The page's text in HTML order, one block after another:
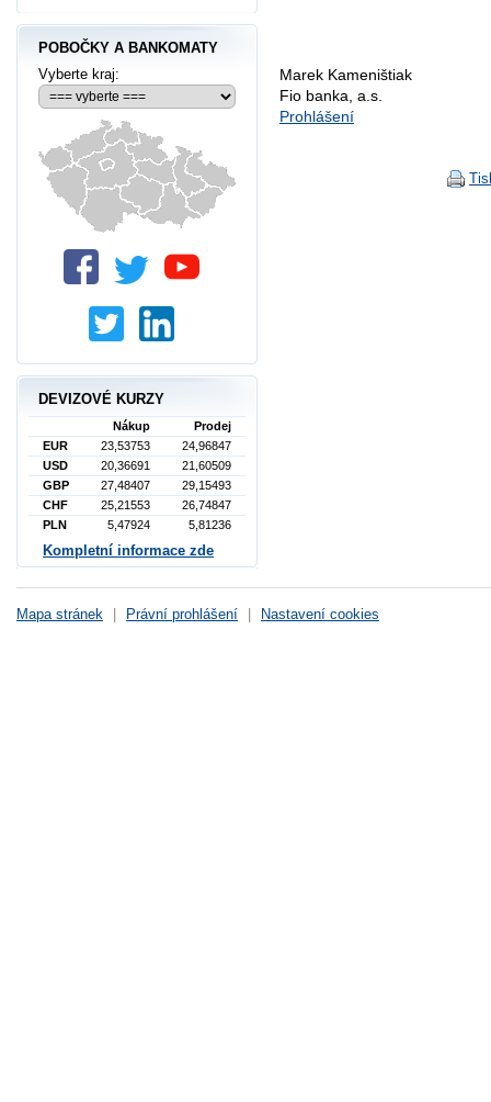
Marek Kameništiak
Fio banka, a.s.
Prohlášení
POBOČKY A BANKOMATY
Vyberte kraj:
DEVIZOVÉ KURZY
Nákup
Prodej
EUR
23,53753
24,96847
USD
20,36691
21,60509
GBP
27,48407
29,15493
CHF
25,21553
26,74847
PLN
5,47924 5,81236
Kompletní informace zde
Mapa stránek Právní prohlášení Nastavení cookies